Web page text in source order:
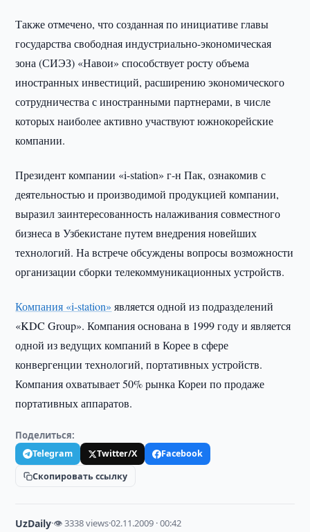
Также отмечено, что созданная по инициативе главы
государства свободная индустриально-экономическая
зона (СИЭЗ) «Навои» способствует росту объема
иностранных инвестиций, расширению экономического
сотрудничества с иностранными партнерами, в числе
которых наиболее активно участвуют южнокорейские
компании.
Президент компании «i-station» г-н Пак, ознакомив с
деятельностью и производимой продукцией компании,
выразил заинтересованность налаживания совместного
бизнеса в Узбекистане путем внедрения новейших
технологий. На встрече обсуждены вопросы возможности
организации сборки телекоммуникационных устройств.
Компания «i-station» является одной из подразделений
«KDC Group». Компания основана в 1999 году и является
одной из ведущих компаний в Корее в сфере
конвергенции технологий, портативных устройств.
Компания охватывает 50% рынка Кореи по продаже
портативных аппаратов.
Поделиться:
Telegram Twitter/X
Facebook
Скопировать ссылку
UzDaily·👁 3338 views·02.11.2009 · 00:42